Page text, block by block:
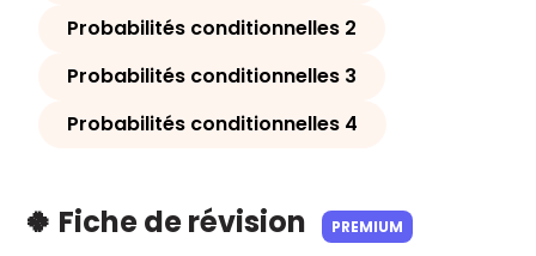
Probabilités conditionnelles 2
Probabilités conditionnelles 3
Probabilités conditionnelles 4
🍀 Fiche de révision PREMIUM